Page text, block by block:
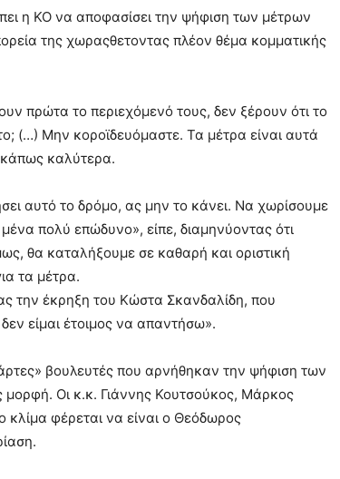
η ΚΟ να αποφασίσει την ψήφιση των μέτρων
της χωραςθετοντας πλέον θέμα κομματικής
πρώτα το περιεχόμενό τους, δεν ξέρουν ότι το
(…) Μην κοροϊδευόμαστε. Τα μέτρα είναι αυτά
καλύτερα.
αυτό το δρόμο, ας μην το κάνει. Να χωρίσουμε
πολύ επώδυνο», είπε, διαμηνύοντας ότι
θα καταλήξουμε σε καθαρή και οριστική
τα μέτρα.
την έκρηξη του Κώστα Σκανδαλίδη, που
είμαι έτοιμος να απαντήσω».
βουλευτές που αρνήθηκαν την ψήφιση των
μορφή. Οι κ.κ. Γιάννης Κουτσούκος, Μάρκος
φέρεται να είναι ο Θεόδωρος